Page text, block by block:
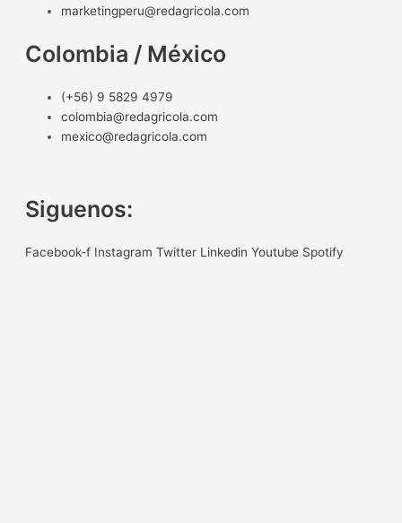
marketingperu@redagricola.com
Colombia / México
(+56) 9 5829 4979
colombia@redagricola.com
mexico@redagricola.com
Siguenos:
Facebook-f Instagram Twitter Linkedin Youtube Spotify